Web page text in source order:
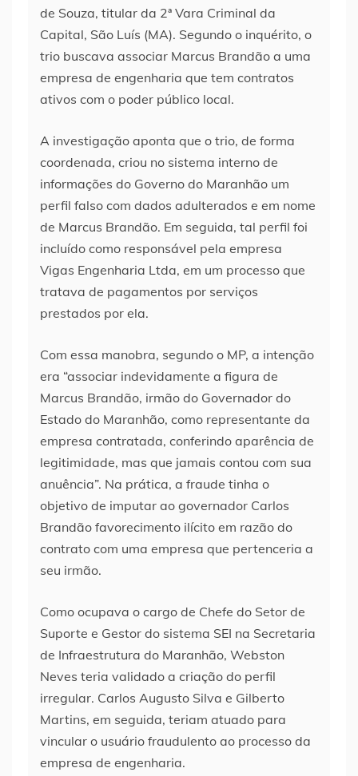
de Souza, titular da 2ª Vara Criminal da
Capital, São Luís (MA). Segundo o inquérito, o
trio buscava associar Marcus Brandão a uma
empresa de engenharia que tem contratos
ativos com o poder público local.
A investigação aponta que o trio, de forma
coordenada, criou no sistema interno de
informações do Governo do Maranhão um
perfil falso com dados adulterados e em nome
de Marcus Brandão. Em seguida, tal perfil foi
incluído como responsável pela empresa
Vigas Engenharia Ltda, em um processo que
tratava de pagamentos por serviços
prestados por ela.
Com essa manobra, segundo o MP, a intenção
era “associar indevidamente a figura de
Marcus Brandão, irmão do Governador do
Estado do Maranhão, como representante da
empresa contratada, conferindo aparência de
legitimidade, mas que jamais contou com sua
anuência”. Na prática, a fraude tinha o
objetivo de imputar ao governador Carlos
Brandão favorecimento ilícito em razão do
contrato com uma empresa que pertenceria a
seu irmão.
Como ocupava o cargo de Chefe do Setor de
Suporte e Gestor do sistema SEI na Secretaria
de Infraestrutura do Maranhão, Webston
Neves teria validado a criação do perfil
irregular. Carlos Augusto Silva e Gilberto
Martins, em seguida, teriam atuado para
vincular o usuário fraudulento ao processo da
empresa de engenharia.